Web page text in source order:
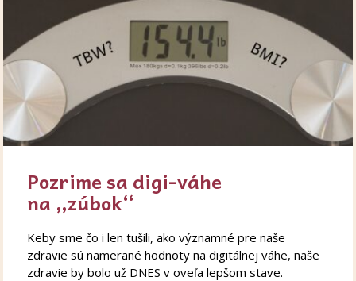
Pozrime sa digi-váhe
na „zúbok“
Keby sme čo i len tušili, ako významné pre naše
zdravie sú namerané hodnoty na digitálnej váhe, naše
zdravie by bolo už DNES v oveľa lepšom stave.